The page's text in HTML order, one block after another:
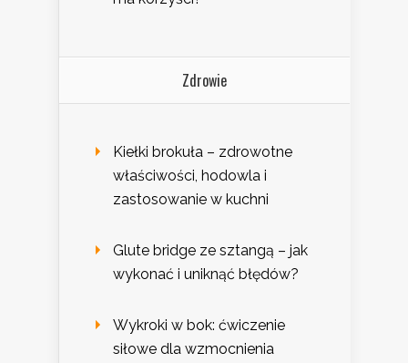
Zdrowie
Kiełki brokuła – zdrowotne
właściwości, hodowla i
zastosowanie w kuchni
Glute bridge ze sztangą – jak
wykonać i uniknąć błędów?
Wykroki w bok: ćwiczenie
siłowe dla wzmocnienia